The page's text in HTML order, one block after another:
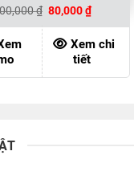
₫ Giá
gốc
là:
500,000 ₫.
80,000₫Giá
hiện
tại
là:
80,000
Xem chi
tiết